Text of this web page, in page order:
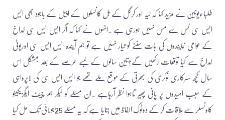
طلباءیونین نے مزید کہا کہ لیہ اور کرگل کے ہل کانسلوں کے اپیل کے باجود بھی ایس
ایس سی ٹس سے مس نہیں ہورہی ہے ۔انہوں نے کہا کہ اگر ایس ایس سی لداخ
کے عوامی نمایندوں کی بات سننے کو تیار نہیں ہے تو ہم آیندہ ایس ایس سی اوریوٹی
لداخ سے کیا توقعات رکھیں گے؟تین سالوں کے لمبے عرصے کے بعد بمشکل اس
سال کچھ سرکاری نوکری کی بھرتی کے موقع ملے تھے جو ایس ایس سی کی لاپرواہی
کے سبب امیدوں پر پانی پھیر تاہوا نظر آرہاہے ۔ان مسئلے کو لیکر ہم چیف ایگزیکیٹو
کاونسلر سے ملاقات کر کے دوٹوک الفاظ میں بتایا ہے کہ یہ مسئلے 25جولائی تک حل کیا